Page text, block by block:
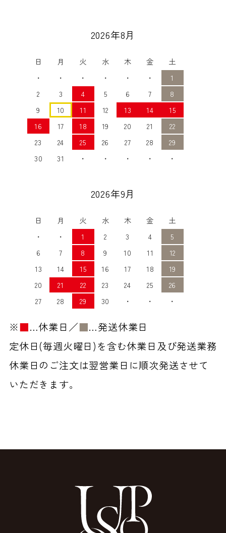
2026年8月
日 月 火 水 木 金
土
・
・ ・ ・ ・ ・
1
2
3 4 5 6 7
8
9
10 11 12 13 14
15
16
17 18 19 20 21
22
23
24 25 26 27 28
29
30
31 ・ ・ ・ ・ ・
2026年9月
日 月 火 水 木 金
土
・
・ 1 2 3 4
5
6
7 8 9 10 11
12
13
14 15 16 17 18
19
20
21 22 23 24 25
26
27
28 29 30 ・ ・ ・
※■…休業日／■…発送休業日
定休日(毎週火曜日)を含む休業日及び発送業務
休業日のご注文は翌営業日に順次発送させて
いただきます。